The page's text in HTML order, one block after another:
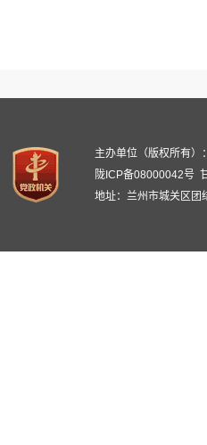
主办单位（版权所有）
陇ICP备08000042号
地址：兰州市城关区